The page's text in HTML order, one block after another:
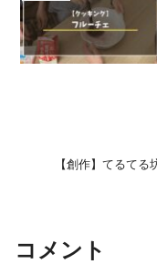
【創作】てるてる
コメント